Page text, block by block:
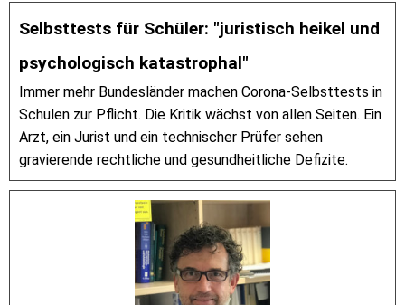
Selbsttests für Schüler: "juristisch heikel und
psychologisch katastrophal"
Immer mehr Bundesländer machen Corona-Selbsttests in
Schulen zur Pflicht. Die Kritik wächst von allen Seiten. Ein
Arzt, ein Jurist und ein technischer Prüfer sehen
gravierende rechtliche und gesundheitliche Defizite.